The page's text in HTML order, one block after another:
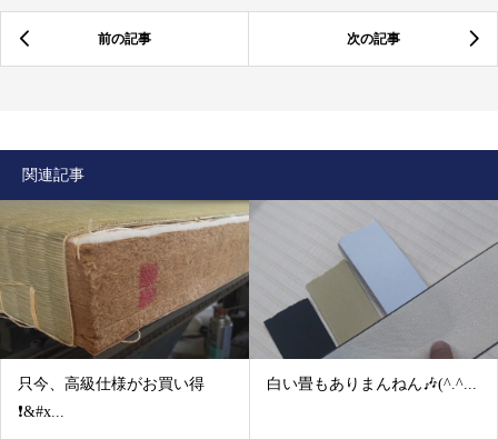
関連記事
只今、高級仕様がお買い得
❗&#x...
白い畳もありまんねん🎶(^.^...